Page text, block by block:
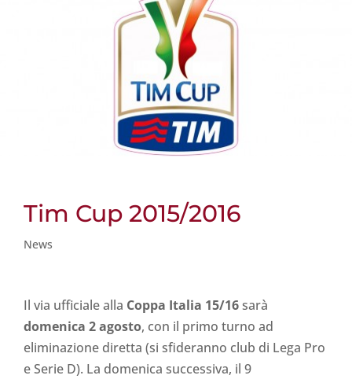
Tim Cup 2015/2016
News
Il via ufficiale alla Coppa Italia 15/16sarà
domenica 2 agosto, con il primo turno ad
eliminazione diretta (si sfideranno club di Lega Pro
e Serie D). La domenica successiva, il 9